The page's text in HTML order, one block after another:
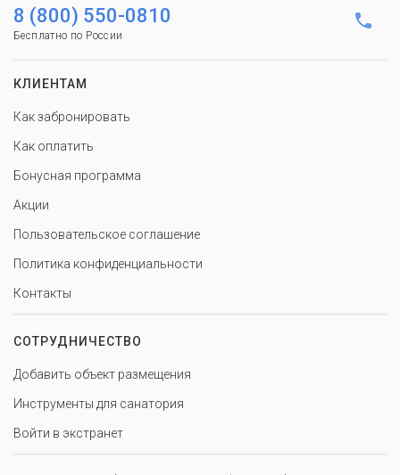
8 (800) 550-0810
Бесплатно по России
КЛИЕНТАМ
Как забронировать
Как оплатить
Бонусная программа
Акции
Пользовательское соглашение
Политика конфиденциальности
Контакты
СОТРУДНИЧЕСТВО
Добавить объект размещения
Инструменты для санатория
Войти в экстранет